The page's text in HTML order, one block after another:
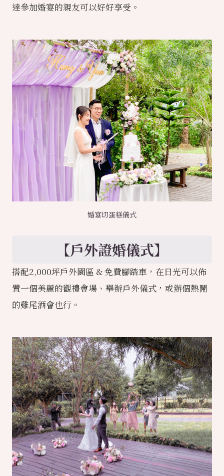
達參加婚宴的親友可以好好享受。
婚宴切蛋糕儀式
【戶外證婚儀式】
搭配2,000坪戶外園區 & 免費腳踏車，在日光可以佈
置一個美麗的觀禮會場、舉辦戶外儀式，或辦個熱鬧
的雞尾酒會也行。